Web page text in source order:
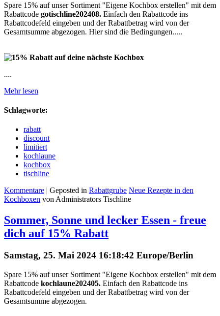
Spare 15% auf unser Sortiment "Eigene Kochbox erstellen" mit dem
Rabattcode gotischline202408. Einfach den Rabattcode ins
Rabattcodefeld eingeben und der Rabattbetrag wird von der
Gesamtsumme abgezogen. Hier sind die Bedingungen.....
....
Mehr lesen
Schlagworte:
rabatt
discount
limitiert
kochlaune
kochbox
tischline
Kommentare | Geposted in Rabattgrube Neue Rezepte in den
Kochboxen von Administrators Tischline
Sommer, Sonne und lecker Essen - freue
dich auf 15% Rabatt
Samstag, 25. Mai 2024 16:18:42 Europe/Berlin
Spare 15% auf unser Sortiment "Eigene Kochbox erstellen" mit dem
Rabattcode kochlaune202405. Einfach den Rabattcode ins
Rabattcodefeld eingeben und der Rabattbetrag wird von der
Gesamtsumme abgezogen.